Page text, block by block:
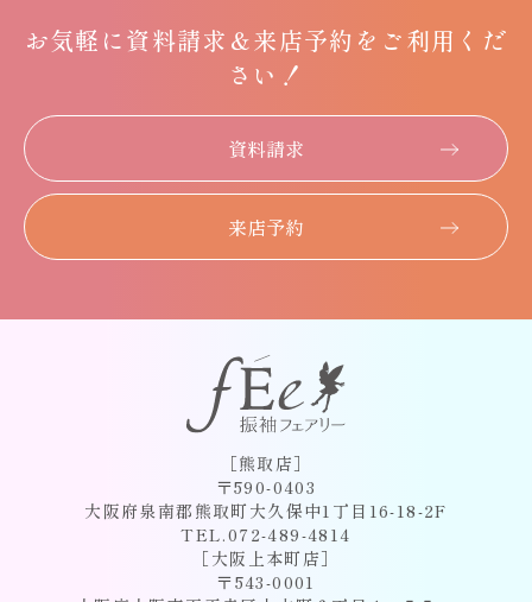
お気軽に資料請求＆来店予約をご利用くだ
さい！
資料請求
来店予約
［熊取店］
〒590-0403
大阪府泉南郡熊取町大久保中1丁目16-18-2F
TEL.072-489-4814
［大阪上本町店］
〒543-0001